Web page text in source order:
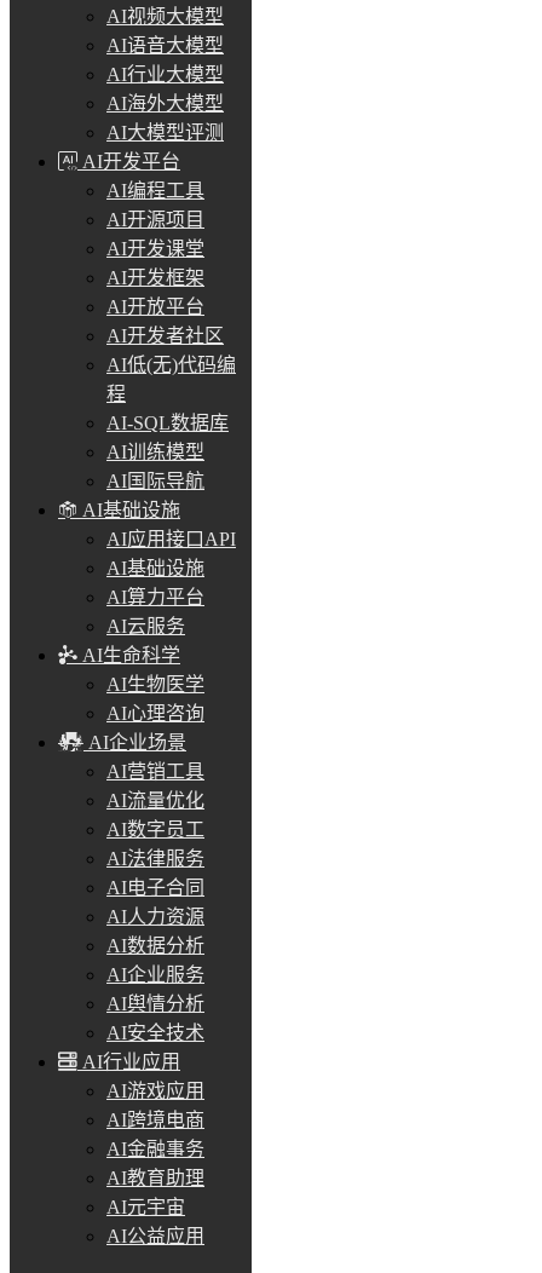
AI视频大模型
AI语音大模型
AI行业大模型
AI海外大模型
AI大模型评测
AI开发平台
AI编程工具
AI开源项目
AI开发课堂
AI开发框架
AI开放平台
AI开发者社区
AI低(无)代码编
程
AI-SQL数据库
AI训练模型
AI国际导航
AI基础设施
AI应用接口API
AI基础设施
AI算力平台
AI云服务
AI生命科学
AI生物医学
AI心理咨询
AI企业场景
AI营销工具
AI流量优化
AI数字员工
AI法律服务
AI电子合同
AI人力资源
AI数据分析
AI企业服务
AI舆情分析
AI安全技术
AI行业应用
AI游戏应用
AI跨境电商
AI金融事务
AI教育助理
AI元宇宙
AI公益应用